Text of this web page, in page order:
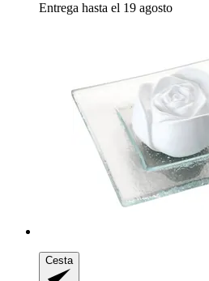
Entrega hasta el 19 agosto
Cesta